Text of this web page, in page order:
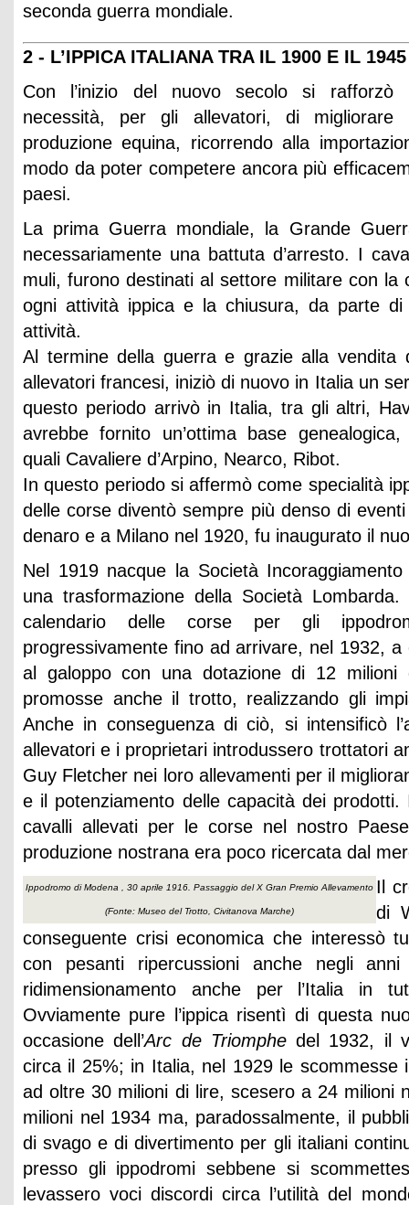
seconda guerra mondiale.
2 - L’IPPICA ITALIANA TRA IL 1900 E IL 1945
Con l’inizio del nuovo secolo si rafforzò
necessità, per gli allevatori, di migliorare
produzione equina, ricorrendo alla
modo da poter competere ancora più
paesi.
La prima Guerra mondiale, la Grande
necessariamente una battuta d’arresto. I
muli, furono destinati al settore militare con la
ogni attività ippica e la chiusura, da parte
attività.
Al termine della guerra e grazie alla vendita
allevatori francesi, iniziò di nuovo in Italia un
questo periodo arrivò in Italia, tra gli altri,
avrebbe fornito un’ottima base
quali Cavaliere d’Arpino, Nearco, Ribot.
In questo periodo si affermò come specialità
delle corse diventò sempre più denso di
denaro e a Milano nel 1920, fu inaugurato il
Nel 1919 nacque la Società
una trasformazione della Società
calendario delle corse per gli
progressivamente fino ad arrivare, nel 1932,
al galoppo con una dotazione di 12
promosse anche il trotto, realizzando gli
Anche in conseguenza di ciò, si intensificò
allevatori e i proprietari introdussero trottatori
Guy Fletcher nei loro allevamenti per il
e il potenziamento delle capacità dei
cavalli allevati per le corse nel nostro
produzione nostrana era poco ricercata dal
Ippodromo di Modena , 30 aprile 1916. Passaggio del X Gran Premio Allevamento
(Fonte: Museo del Trotto, Civitanova Marche)
Il
di
conseguente crisi economica che interessò
con pesanti ripercussioni anche negli
ridimensionamento anche per l’Italia in
Ovviamente pure l’ippica risentì di questa
occasione dell’Arc de Triomphedel 1932, il
circa il 25%; in Italia, nel 1929 le scommesse
ad oltre 30 milioni di lire, scesero a 24 milioni
milioni nel 1934 ma, paradossalmente, il
di svago e di divertimento per gli italiani
presso gli ippodromi sebbene si
levassero voci discordi circa l’utilità del